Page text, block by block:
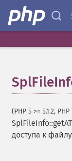
(PHP 5 >= 5.1.2, PHP
доступа к файлу